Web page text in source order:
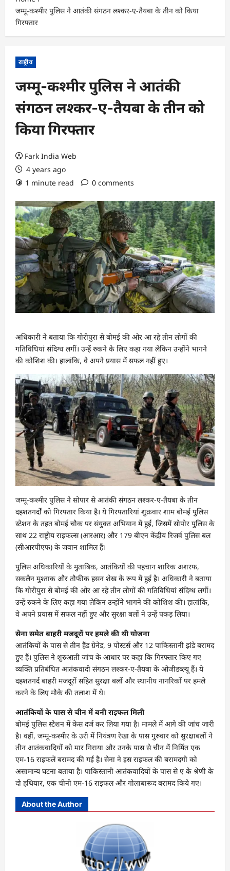
जम्मू-कश्मीर पुलिस ने आतंकी संगठन लश्कर-ए-तैयबा के तीन को किया
गिरफ्तार
राष्ट्रीय
जम्मू-कश्मीर पुलिस ने आतंकी
संगठन लश्कर-ए-तैयबा के तीन को
किया गिरफ्तार
Fark India Web
4 years ago
1 minute read
0 comments
अधिकारी ने बताया कि गोरीपुरा से बोमई की ओर आ रहे तीन लोगों की
गतिविधियां संदिग्ध लगीं। उन्हें रुकने के लिए कहा गया लेकिन उन्होंने भागने
की कोशिश की। हालांकि, वे अपने प्रयास में सफल नहीं हुए।
जम्मू-कश्मीर पुलिस ने सोपार से आतंकी संगठन लश्कर-ए-तैयबा के तीन
दहशतगर्दों को गिरफ्तार किया है। ये गिरफ्तारियां शुक्रवार शाम बोमई पुलिस
स्टेशन के तहत बोमई चौक पर संयुक्त अभियान में हुईं, जिसमें सोपोर पुलिस के
साथ 22 राष्ट्रीय राइफल्स (आरआर) और 179 बीएन केंद्रीय रिजर्व पुलिस बल
(सीआरपीएफ) के जवान शामिल हैं।
पुलिस अधिकारियों के मुताबिक, आतंकियों की पहचान शारिक अशरफ,
सकलैन मुश्ताक और तौफीक हसन शेख के रूप में हुई है। अधिकारी ने बताया
कि गोरीपुरा से बोमई की ओर आ रहे तीन लोगों की गतिविधियां संदिग्ध लगीं।
उन्हें रुकने के लिए कहा गया लेकिन उन्होंने भागने की कोशिश की। हालांकि,
वे अपने प्रयास में सफल नहीं हुए और सुरक्षा बलों ने उन्हें पकड़ लिया।
सेना समेत बाहरी मजदूरों पर हमले की थी योजना
आतंकियों के पास से तीन हैंड ग्रेनेड, 9 पोस्टर्स और 12 पाकिस्तानी झंडे बरामद
हुए हैं। पुलिस ने शुरुआती जांच के आधार पर कहा कि गिरफ्तार किए गए
व्यक्ति प्रतिबंधित आतंकवादी संगठन लश्कर-ए-तैयबा के ओजीडब्ल्यू हैं। ये
दहशतगर्द बाहरी मजदूरों सहित सुरक्षा बलों और स्थानीय नागरिकों पर हमले
करने के लिए मौके की तलाश में थे।
आतंकियों के पास से चीन में बनी राइफल मिली
बोमई पुलिस स्टेशन में केस दर्ज कर लिया गया है। मामले में आगे की जांच जारी
है। वहीं, जम्मू-कश्मीर के उरी में नियंत्रण रेखा के पास गुरुवार को सुरक्षाबलों ने
तीन आतंकवादियों को मार गिराया और उनके पास से चीन में निर्मित एक
एम-16 राइफलें बरामद की गई है। सेना ने इस राइफल की बरामदगी को
असामान्य घटना बताया है। पाकिस्तानी आतंकवादियों के पास से ए के श्रेणी के
दो हथियार, एक चीनी एम-16 राइफल और गोलाबारूद बरामद किये गए।
About the Author